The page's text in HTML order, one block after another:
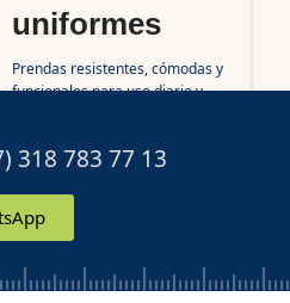
uniformes
Prendas resistentes, cómodas y
funcionales para uso diario y
318 783 77 13